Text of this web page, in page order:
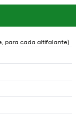
para cada altifalante)